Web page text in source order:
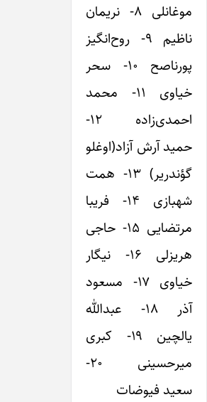
موغانلی ۸- نریمان
ناظیم ۹- روح‌انگیز
پورناصح ۱۰- سحر
خیاوی ۱۱- محمد
احمدی‌زاده ۱۲-
حمید آرش آزاد(اوغلو
گؤندریر) ۱۳- همت
شهبازی ۱۴- فریبا
مرتضایی ۱۵- حاجی
هریزلی ۱۶- نیگار
خیاوی ۱۷- مسعود
آذر ۱۸- عبدالله
یالچین ۱۹- کبری
میرحسینی ۲۰-
سعید فیوضات